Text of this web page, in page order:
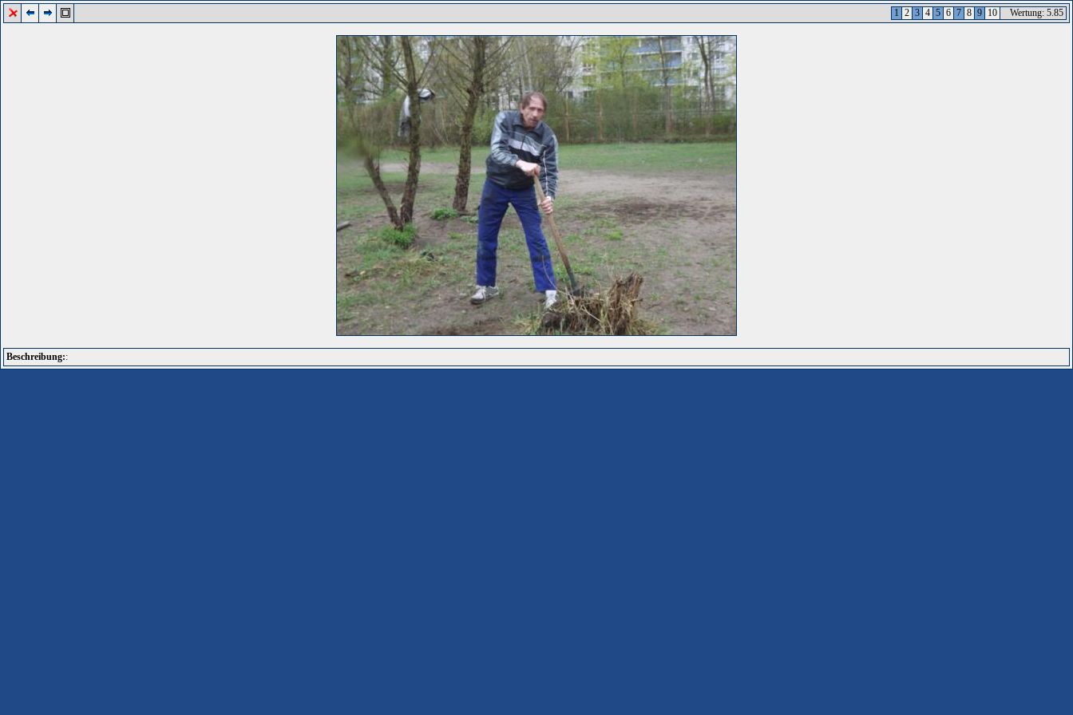
1 2 3 4 5 6 7 8 9 10 Wertung: 5.85
Beschreibung::